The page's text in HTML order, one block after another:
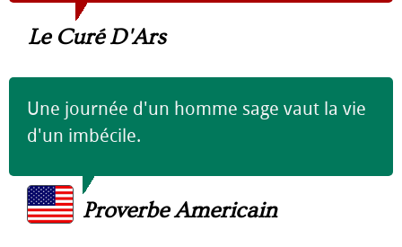
Le Curé D'Ars
Une journée d'un homme sage vaut la vie
d'un imbécile.
Proverbe Americain